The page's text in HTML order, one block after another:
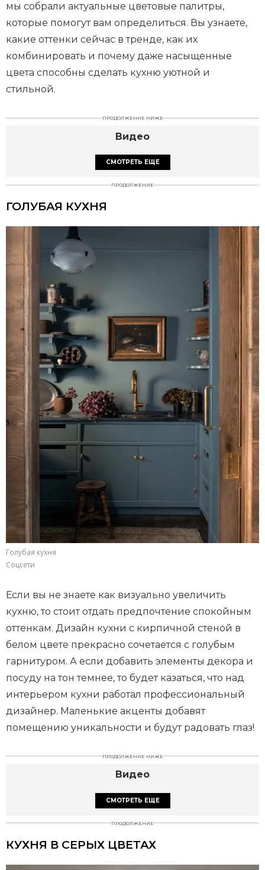
мы собрали актуальные цветовые палитры,
которые помогут вам определиться. Вы узнаете,
какие оттенки сейчас в тренде, как их
комбинировать и почему даже насыщенные
цвета способны сделать кухню уютной и
стильной.
ПРОДОЛЖЕНИЕ НИЖЕ
Видео
СМОТРЕТЬ ЕЩЕ
ПРОДОЛЖЕНИЕ
ГОЛУБАЯ КУХНЯ
Голубая кухня
Соцсети
Если вы не знаете как визуально увеличить
кухню, то стоит отдать предпочтение спокойным
оттенкам. Дизайн кухни с кирпичной стеной в
белом цвете прекрасно сочетается с голубым
гарнитуром. А если добавить элементы декора и
посуду на тон темнее, то будет казаться, что над
интерьером кухни работал профессиональный
дизайнер. Маленькие акценты добавят
помещению уникальности и будут радовать глаз!
ПРОДОЛЖЕНИЕ НИЖЕ
Видео
СМОТРЕТЬ ЕЩЕ
ПРОДОЛЖЕНИЕ
КУХНЯ В СЕРЫХ ЦВЕТАХ